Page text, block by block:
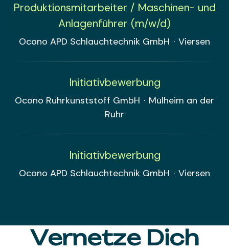
Produktionsmitarbeiter / Maschinen- und
Anlagenführer (m/w/d)
Ocono APD Schlauchtechnik GmbH · Viersen
Initiativbewerbung
Ocono Ruhrkunststoff GmbH · Mülheim an der
Ruhr
Initiativbewerbung
Ocono APD Schlauchtechnik GmbH · Viersen
Vernetze Dich